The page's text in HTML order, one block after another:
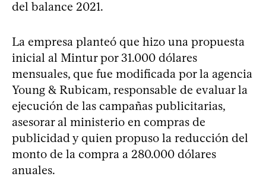
del balance 2021.
La empresa planteó que hizo una propuesta
inicial al Mintur por 31.000 dólares
mensuales, que fue modificada por la agencia
Young & Rubicam, responsable de evaluar la
ejecución de las campañas publicitarias,
asesorar al ministerio en compras de
publicidad y quien propuso la reducción del
monto de la compra a 280.000 dólares
anuales.